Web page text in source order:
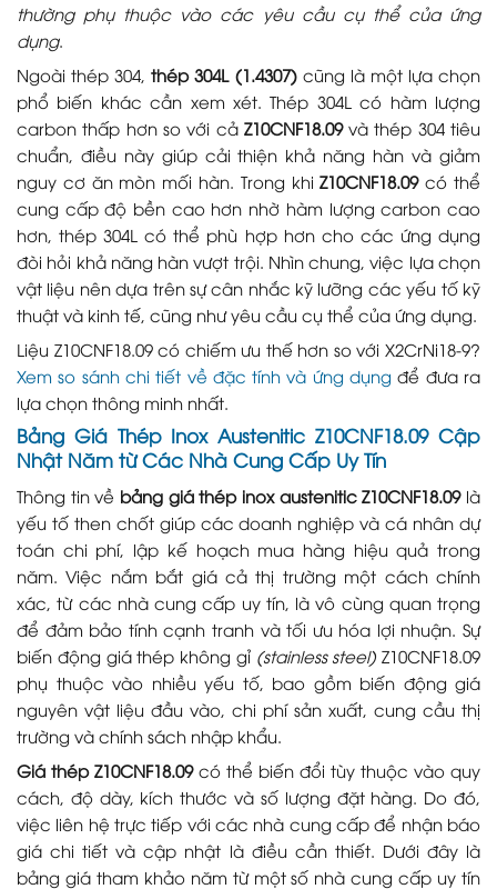
thường phụ thuộc vào các yêu cầu cụ thể của ứng
dụng.
Ngoài thép 304,thép 304L (1.4307)cũng là một lựa chọn
phổ biến khác cần xem xét. Thép 304L có hàm lượng
carbon thấp hơn so với cả Z10CNF18.09và thép 304 tiêu
chuẩn, điều này giúp cải thiện khả năng hàn và giảm
nguy cơ ăn mòn mối hàn. Trong khiZ10CNF18.09có thể
cung cấp độ bền cao hơn nhờ hàm lượng carbon cao
hơn, thép 304L có thể phù hợp hơn cho các ứng dụng
đòi hỏi khả năng hàn vượt trội. Nhìn chung, việc lựa chọn
vật liệu nên dựa trên sự cân nhắc kỹ lưỡng các yếu tố kỹ
thuật và kinh tế, cũng như yêu cầu cụ thể của ứng dụng.
Liệu Z10CNF18.09 có chiếm ưu thế hơn so với X2CrNi18-9?
Xem so sánh chi tiết về đặc tính và ứng dụng để đưa ra
lựa chọn thông minh nhất.
Bảng Giá Thép Inox Austenitic Z10CNF18.09 Cập
Nhật Năm từ Các Nhà Cung Cấp Uy Tín
Thông tin về bảng giá thép inox austenitic Z10CNF18.09là
yếu tố then chốt giúp các doanh nghiệp và cá nhân dự
toán chi phí, lập kế hoạch mua hàng hiệu quả trong
năm. Việc nắm bắt giá cả thị trường một cách chính
xác, từ các nhà cung cấp uy tín, là vô cùng quan trọng
để đảm bảo tính cạnh tranh và tối ưu hóa lợi nhuận. Sự
biến động giá thép không gỉ (stainless steel) Z10CNF18.09
phụ thuộc vào nhiều yếu tố, bao gồm biến động giá
nguyên vật liệu đầu vào, chi phí sản xuất, cung cầu thị
trường và chính sách nhập khẩu.
Giá thép Z10CNF18.09có thể biến đổi tùy thuộc vào quy
cách, độ dày, kích thước và số lượng đặt hàng. Do đó,
việc liên hệ trực tiếp với các nhà cung cấp để nhận báo
giá chi tiết và cập nhật là điều cần thiết. Dưới đây là
bảng giá tham khảo năm từ một số nhà cung cấp uy tín